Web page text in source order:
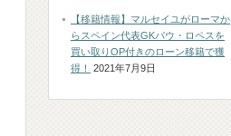
【移籍情報】マルセイユがローマか
らスペイン代表GKパウ・ロペスを
買い取りOP付きのローン移籍で獲
得！
2021年7月9日